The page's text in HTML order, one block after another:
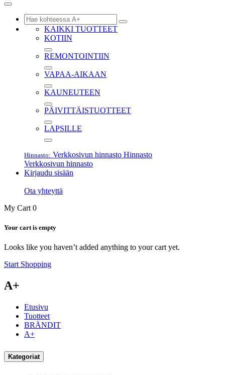
KAIKKI TUOTTEET
KOTIIN
REMONTOINTIIN
VAPAA-AIKAAN
KAUNEUTEEN
PÄIVITTÄISTUOTTEET
LAPSILLE
Hinnasto: Verkkosivun hinnasto Hinnasto
Verkkosivun hinnasto
Kirjaudu sisään
Ota yhteyttä
My Cart 0
Your cart is empty
Looks like you haven’t added anything to your cart yet.
Start Shopping
A+
Etusivu
Tuotteet
BRÄNDIT
A+
Kategoriat